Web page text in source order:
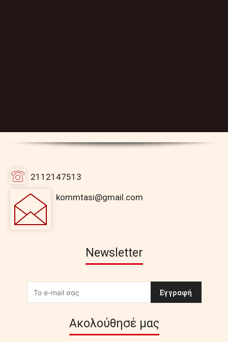
2112147513
kommtasi@gmail.com
Newsletter
Εγγραφή
Ακολούθησέ μας